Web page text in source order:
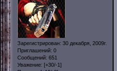
Зарегистрирован: 30 декабря, 2009г.
Приглашений: 0
Сообщений: 651
Уважение: [+30/-1]